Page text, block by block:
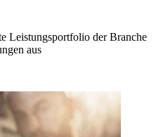
Leistungsportfolio der Branche
aus